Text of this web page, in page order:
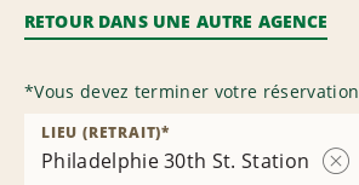
RETOUR DANS UNE AUTRE AGENCE
*Vous devez terminer votre réservation
Philadelphie 30th St. Station
LIEU (RETRAIT)*